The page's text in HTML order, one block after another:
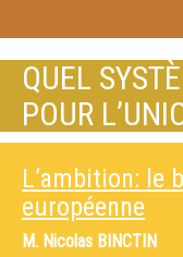
QUEL
POUR
L’ambition: le
européenne
M. Nicolas BINCTIN